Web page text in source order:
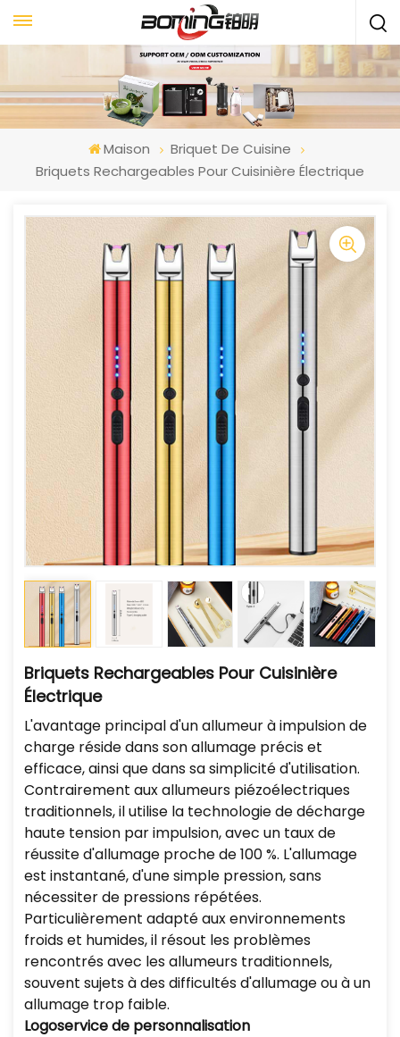
Maison
Briquet De Cuisine
Briquets Rechargeables Pour Cuisinière Électrique
Briquets Rechargeables Pour Cuisinière
Électrique
L'avantage principal d'un allumeur à impulsion de
charge réside dans son allumage précis et
efficace, ainsi que dans sa simplicité d'utilisation.
Contrairement aux allumeurs piézoélectriques
traditionnels, il utilise la technologie de décharge
haute tension par impulsion, avec un taux de
réussite d'allumage proche de 100 %. L'allumage
est instantané, d'une simple pression, sans
nécessiter de pressions répétées.
Particulièrement adapté aux environnements
froids et humides, il résout les problèmes
rencontrés avec les allumeurs traditionnels,
souvent sujets à des difficultés d'allumage ou à un
allumage trop faible.
Logoservice de personnalisation